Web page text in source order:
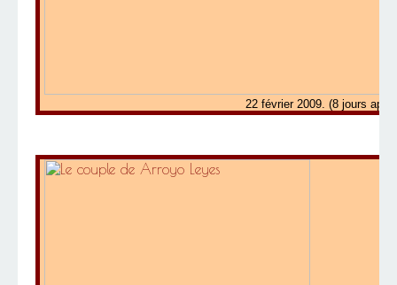
22 février 2009. (8 jours